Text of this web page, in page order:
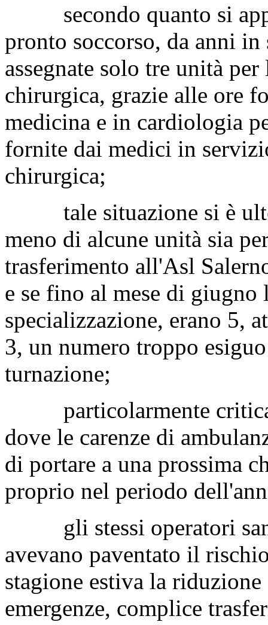
secondo quanto si
pronto soccorso, da anni
assegnate solo tre unità
chirurgica, grazie alle ore
medicina e in cardiologia
fornite dai medici in
chirurgica;
tale situazione si è
meno di alcune unità sia
trasferimento all'Asl
e se fino al mese di giugno
specializzazione, erano 5,
3, un numero troppo
turnazione;
particolarmente critica
dove le carenze di
di portare a una prossima
proprio nel periodo
gli stessi operatori
avevano paventato il
stagione estiva la
emergenze, complice